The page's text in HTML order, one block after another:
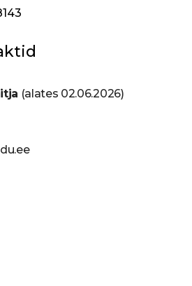
(alates 02.06.2026)